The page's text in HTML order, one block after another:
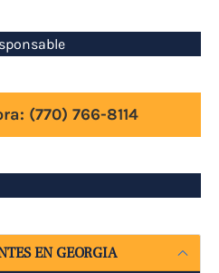
(770) 766-8114
EN GEORGIA